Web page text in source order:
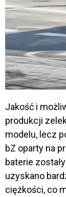
Jakość i
produkcji
modelu, lecz
bZ oparty na
baterie
uzyskano
ciężkości, co